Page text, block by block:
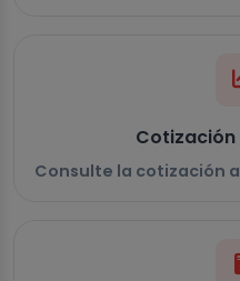
Consulte la cotización